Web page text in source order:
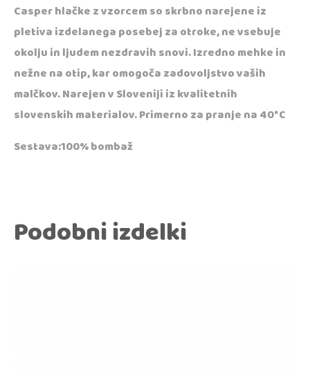
Casper hlačke z vzorcem so skrbno narejene iz
pletiva izdelanega posebej za otroke, ne vsebuje
okolju in ljudem nezdravih snovi. Izredno mehke in
nežne na otip, kar omogoča zadovoljstvo vaših
malčkov. Narejen v Sloveniji iz kvalitetnih
slovenskih materialov. Primerno za pranje na 40*C
Sestava:100% bombaž
Podobni izdelki